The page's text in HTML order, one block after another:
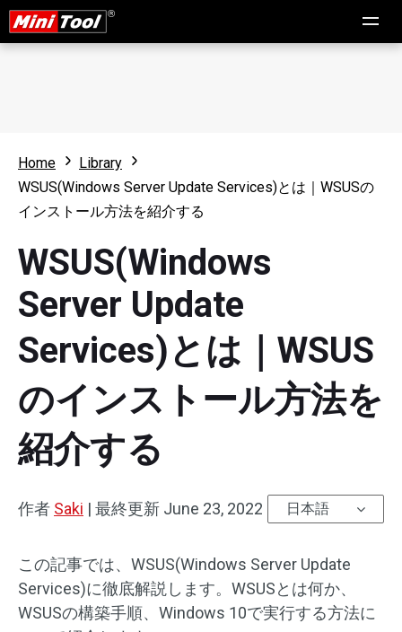
Home
Library
WSUS(Windows Server Update Services)とは｜WSUSの
インストール方法を紹介する
WSUS(Windows
Server Update
Services)とは｜WSUS
のインストール方法を
紹介する
作者 Saki | 最終更新 June 23, 2022 日本語
この記事では、WSUS(Windows Server Update
Services)に徹底解説します。WSUSとは何か、
WSUSの構築手順、Windows 10で実行する方法に